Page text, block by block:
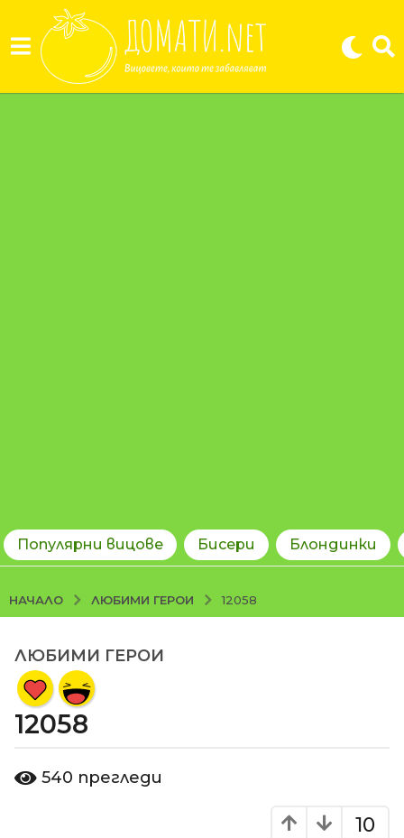
Популярни вицове Бисери Блондинки
НАЧАЛО ЛЮБИМИ ГЕРОИ 12058
1
3
г
о
н
ЛЮБИМИ ГЕРОИ
12058
т
540 прегледи
10